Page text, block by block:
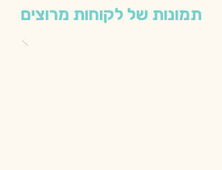
תמונות של לקוחות מרוצים